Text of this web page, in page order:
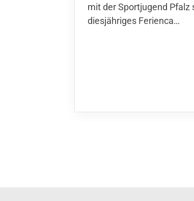
der Sportjugend Pfalz sein
diesjähriges Ferienca…